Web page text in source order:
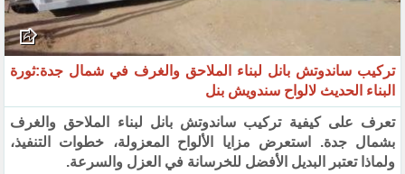
تركيب ساندوتش بانل لبناء الملاحق والغرف في شمال جدة:ثورة
البناء الحديث لالواح سندويش بنل
تعرف على كيفية تركيب ساندوتش بانل لبناء الملاحق والغرف
بشمال جدة. استعرض مزايا الألواح المعزولة، خطوات التنفيذ،
ولماذا تعتبر البديل الأفضل للخرسانة في العزل والسرعة.